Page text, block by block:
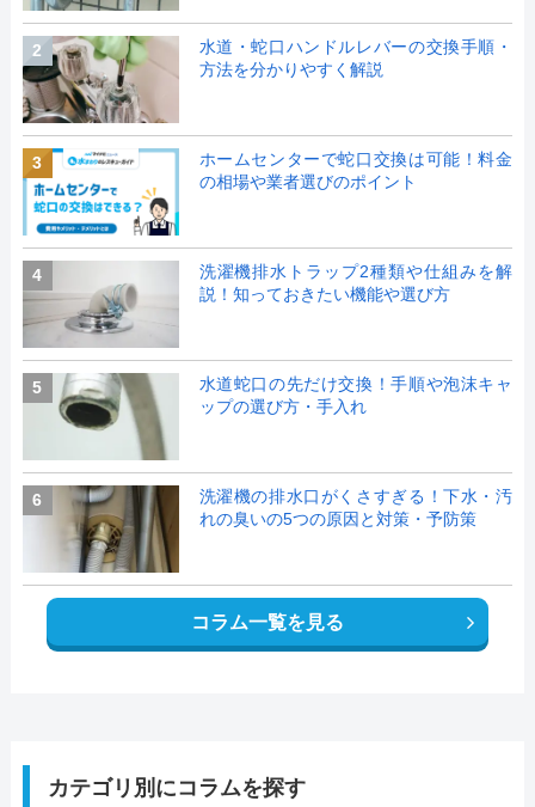
2
水道・蛇口ハンドルレバーの交換手順・
方法を分かりやすく解説
3
ホームセンターで蛇口交換は可能！料金
の相場や業者選びのポイント
4
洗濯機排水トラップ2種類や仕組みを解
説！知っておきたい機能や選び方
5
水道蛇口の先だけ交換！手順や泡沫キャ
ップの選び方・手入れ
6
洗濯機の排水口がくさすぎる！下水・汚
れの臭いの5つの原因と対策・予防策
コラム一覧を見る
カテゴリ別にコラムを探す